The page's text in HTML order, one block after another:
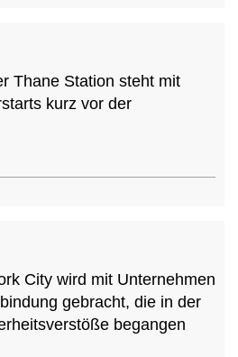
Thane Station steht mit
kurz vor der
City wird mit Unternehmen
gebracht, die in der
begangen